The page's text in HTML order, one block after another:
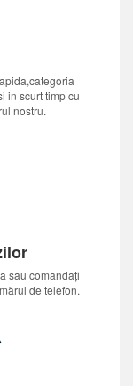
in scurt timp cu
nostru.
sau comandați
de telefon.